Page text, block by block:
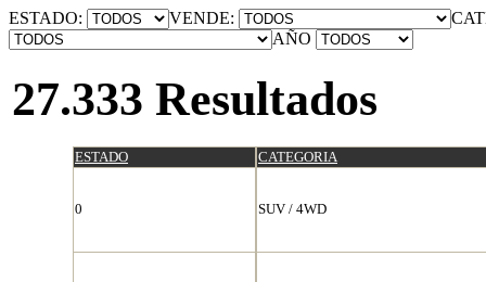
ESTADO: VENDE:
AÑO
27.333 Resultados
ESTADO CATEGORIA
0 SUV / 4WD